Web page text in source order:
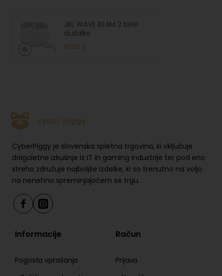
JBL WAVE BEAM 2 bele
slušalke
67.82 €
CyberPiggy je slovenska spletna trgovina, ki vključuje
dolgoletne izkušnje iz IT in gaming industrije ter pod eno
streho združuje najboljše izdelke, ki so trenutno na voljo
na nenehno spreminjajočem se trgu.
Informacije
Pogosta vprašanja
Račun
Prijava